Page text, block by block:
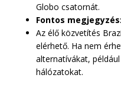
Globo csatornát.
Fontos megjegyzés:
Az élő közvetítés
elérhető. Ha nem
alternatívákat,
hálózatokat.